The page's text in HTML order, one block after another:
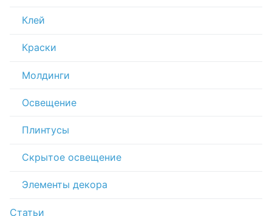
Клей
Краски
Молдинги
Освещение
Плинтусы
Скрытое освещение
Элементы декора
Статьи